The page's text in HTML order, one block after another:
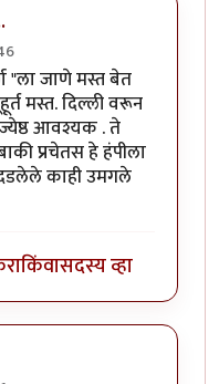
"ला जाणे मस्त बेत
मस्त. दिल्ली वरून
ज्येष्ठ आवश्यक . ते
प्रचेतस हे हंपीला
काही उमगले
किंवासदस्य व्हा